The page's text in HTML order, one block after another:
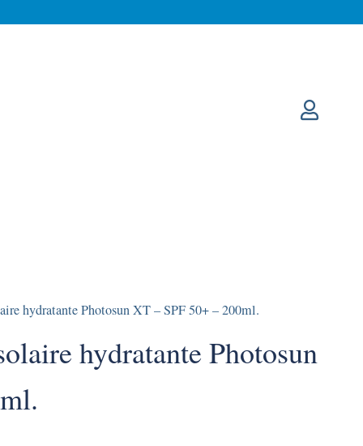
hydratante Photosun XT – SPF 50+ – 200ml.
hydratante Photosun